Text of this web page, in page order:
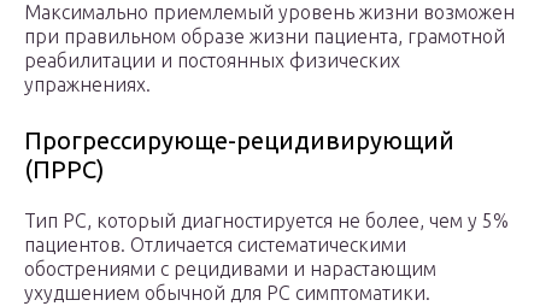
Максимально приемлемый уровень жизни возможен
при правильном образе жизни пациента, грамотной
реабилитации и постоянных физических
упражнениях.
Прогрессирующе-рецидивирующий
(ПРРС)
Тип РС, который диагностируется не более, чем у 5%
пациентов. Отличается систематическими
обострениями с рецидивами и нарастающим
ухудшением обычной для РС симптоматики.